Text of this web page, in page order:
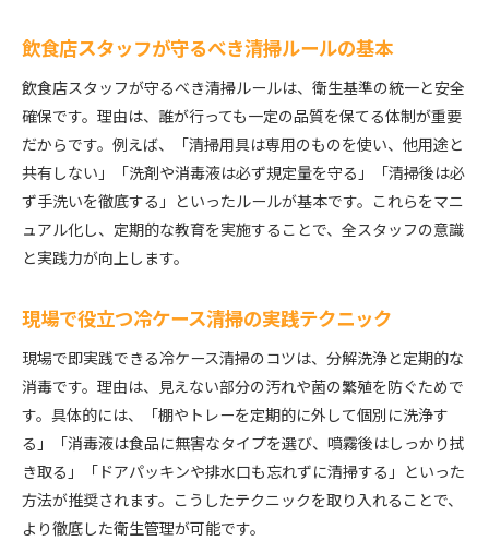
飲食店スタッフが守るべき清掃ルールの基本
飲食店スタッフが守るべき清掃ルールは、衛生基準の統一と安全
確保です。理由は、誰が行っても一定の品質を保てる体制が重要
だからです。例えば、「清掃用具は専用のものを使い、他用途と
共有しない」「洗剤や消毒液は必ず規定量を守る」「清掃後は必
ず手洗いを徹底する」といったルールが基本です。これらをマニ
ュアル化し、定期的な教育を実施することで、全スタッフの意識
と実践力が向上します。
現場で役立つ冷ケース清掃の実践テクニック
現場で即実践できる冷ケース清掃のコツは、分解洗浄と定期的な
消毒です。理由は、見えない部分の汚れや菌の繁殖を防ぐためで
す。具体的には、「棚やトレーを定期的に外して個別に洗浄す
る」「消毒液は食品に無害なタイプを選び、噴霧後はしっかり拭
き取る」「ドアパッキンや排水口も忘れずに清掃する」といった
方法が推奨されます。こうしたテクニックを取り入れることで、
より徹底した衛生管理が可能です。